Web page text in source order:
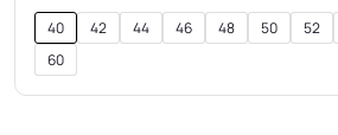
40 42 44 46 48 50 52
60